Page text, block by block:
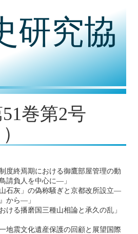
研究協
51巻第2号
終焉期における御鷹部屋管理の動
請負人を中心に―」
灰」の偽称騒ぎと京都改所設立―
から―」
る播磨国三種山相論と承久の乱」
震文化遺産保護の回顧と展望国際